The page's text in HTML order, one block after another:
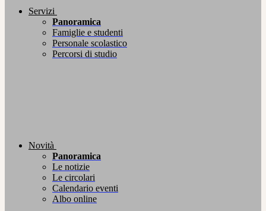
Servizi
Panoramica
Famiglie e studenti
Personale scolastico
Percorsi di studio
Novità
Panoramica
Le notizie
Le circolari
Calendario eventi
Albo online